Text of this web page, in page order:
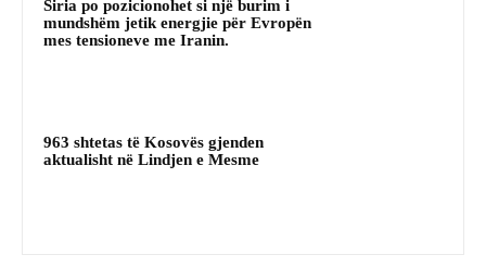
Siria po pozicionohet si një burim i
mundshëm jetik energjie për Evropën
mes tensioneve me Iranin.
963 shtetas të Kosovës gjenden
aktualisht në Lindjen e Mesme